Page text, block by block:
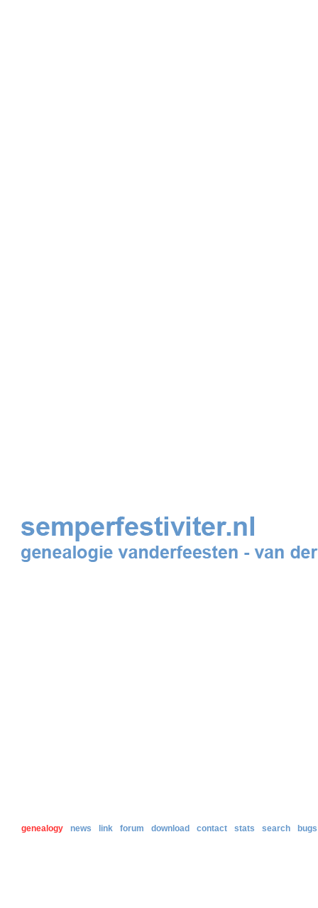
genealogy news link forum download contact stats search bugs